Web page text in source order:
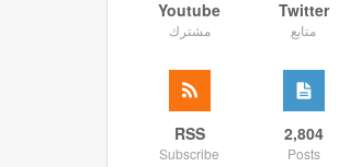
Twitter
متابع
Youtube
مشترك
2,804
Posts
RSS
Subscribe